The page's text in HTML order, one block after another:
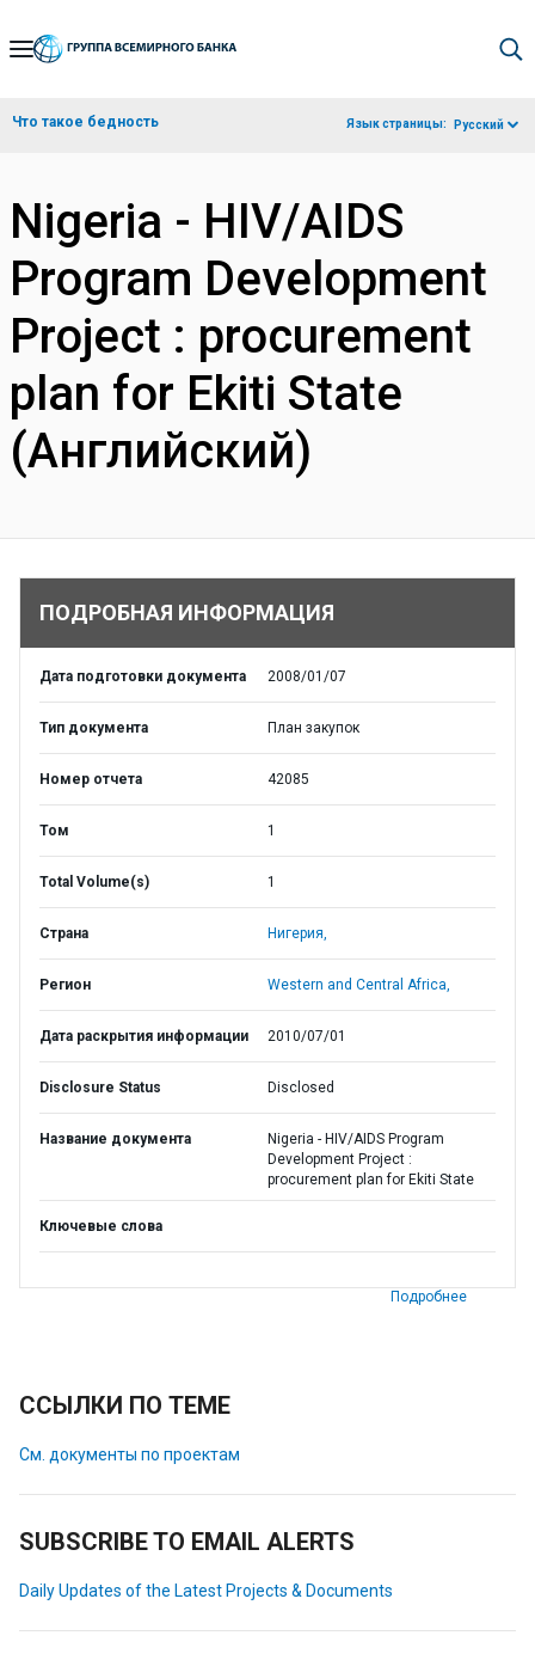
Skip
Navigation
Что такое бедность Язык страницы: Русский
Nigeria - HIV/AIDS
Program Development
Project : procurement
plan for Ekiti State
(Английский)
ПОДРОБНАЯ ИНФОРМАЦИЯ
Дата подготовки документа 2008/01/07
Тип документа План закупок
Номер отчета 42085
Том 1
Total Volume(s) 1
Страна Нигерия,
Регион Western and Central Africa,
Дата раскрытия информации 2010/07/01
Disclosure Status Disclosed
Название документа
Nigeria - HIV/AIDS Program
Development Project :
procurement plan for Ekiti State
Ключевые слова
Подробнее
ССЫЛКИ ПО ТЕМЕ
См. документы по проектам
SUBSCRIBE TO EMAIL ALERTS
Daily Updates of the Latest Projects & Documents